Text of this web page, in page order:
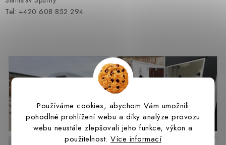
Používáme cookies, abychom Vám umožnili
pohodlné prohlížení webu a díky analýze provozu
webu neustále zlepšovali jeho funkce, výkon a
použitelnost. Více informací
Tel: +420 608 852 294